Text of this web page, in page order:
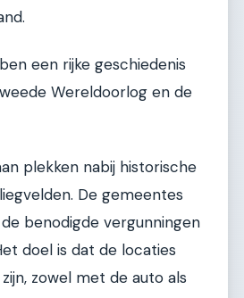
een rijke geschiedenis
Wereldoorlog en de
plekken nabij historische
De gemeentes
benodigde vergunningen
doel is dat de locaties
zowel met de auto als